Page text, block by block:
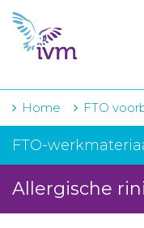
VMI
FTO
IVM-academie
Zorginstellingen
Home FTO
FTO-
Allergische